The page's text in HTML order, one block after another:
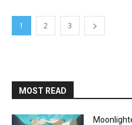
1 2 3
MOST READ